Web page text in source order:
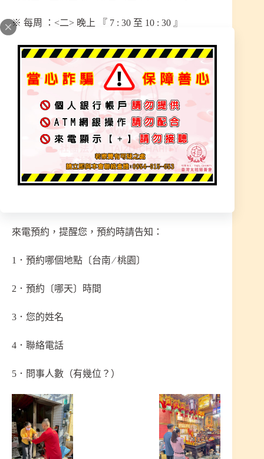
※ 每周 ：<二> 晚上 『 7 : 30 至 10 : 30 』
※ 每周 ：<四> 晚上 『 7 : 30 至 10 : 30』
「僅預約制–預約電話 : 0972–708–000，無 LINE 服
務。」
宮址 : 桃園市 新屋區 東福路二段836號
———————————
信徒眾多採用「預約制 – 掛號」方便掌控人數，限
來電預約，提醒您，預約時請告知：
1．預約哪個地點〔台南 ∕ 桃園〕
2．預約〔哪天〕時間
3．您的姓名
4．聯絡電話
5．問事人數（有幾位？）